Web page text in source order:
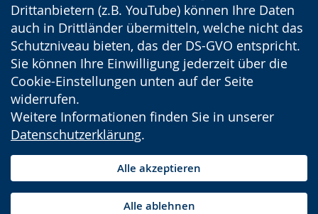
Drittanbietern (z.B. YouTube) können Ihre Daten
auch in Drittländer übermitteln, welche nicht das
Schutzniveau bieten, das der DS-GVO entspricht.
Sie können Ihre Einwilligung jederzeit über die
Cookie-Einstellungen unten auf der Seite
widerrufen.
Weitere Informationen finden Sie in unserer
Datenschutzerklärung.
Alle akzeptieren
Alle ablehnen